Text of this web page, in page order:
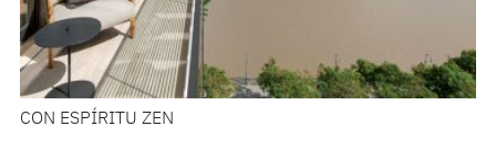
CON ESPÍRITU ZEN